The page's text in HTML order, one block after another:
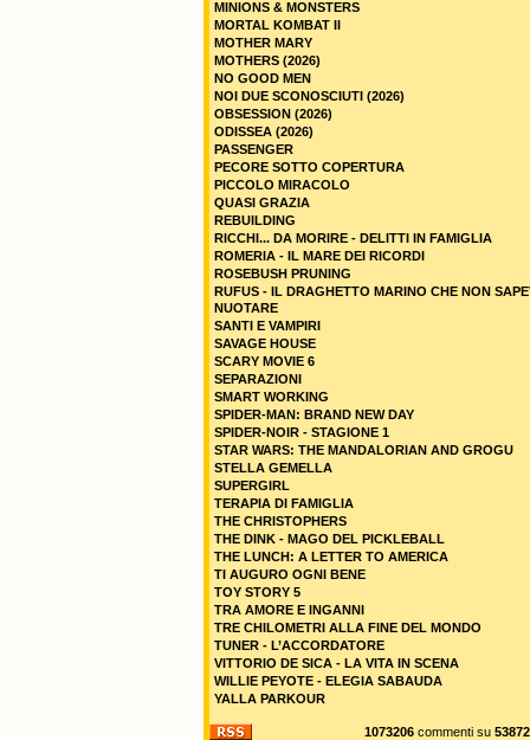
MINIONS & MONSTERS
MORTAL KOMBAT II
MOTHER MARY
MOTHERS (2026)
NO GOOD MEN
NOI DUE SCONOSCIUTI (2026)
OBSESSION (2026)
ODISSEA (2026)
PASSENGER
PECORE SOTTO COPERTURA
PICCOLO MIRACOLO
QUASI GRAZIA
REBUILDING
RICCHI... DA MORIRE - DELITTI IN FAMIGLIA
ROMERIA - IL MARE DEI RICORDI
ROSEBUSH PRUNING
RUFUS - IL DRAGHETTO MARINO CHE NON
NUOTARE
SANTI E VAMPIRI
SAVAGE HOUSE
SCARY MOVIE 6
SEPARAZIONI
SMART WORKING
SPIDER-MAN: BRAND NEW DAY
SPIDER-NOIR - STAGIONE 1
STAR WARS: THE MANDALORIAN AND GROGU
STELLA GEMELLA
SUPERGIRL
TERAPIA DI FAMIGLIA
THE CHRISTOPHERS
THE DINK - MAGO DEL PICKLEBALL
THE LUNCH: A LETTER TO AMERICA
TI AUGURO OGNI BENE
TOY STORY 5
TRA AMORE E INGANNI
TRE CHILOMETRI ALLA FINE DEL MONDO
TUNER - L’ACCORDATORE
VITTORIO DE SICA - LA VITA IN SCENA
WILLIE PEYOTE - ELEGIA SABAUDA
YALLA PARKOUR
1073206 commenti su 53872